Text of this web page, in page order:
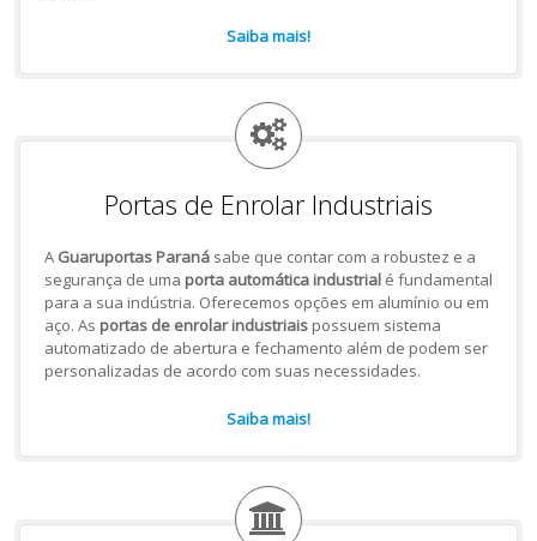
Saiba mais!
Portas de Enrolar Industriais
A Guaruportas Paranásabe que contar com a robustez e a
segurança de uma porta automática industrialé fundamental
para a sua indústria. Oferecemos opções em alumínio ou em
aço. As portas de enrolar industriaispossuem sistema
automatizado de abertura e fechamento além de podem ser
personalizadas de acordo com suas necessidades.
Saiba mais!